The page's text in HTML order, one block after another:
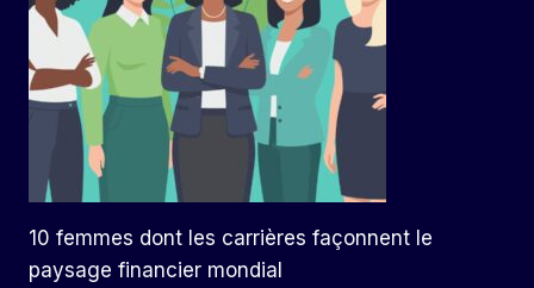
10 femmes dont les carrières façonnent le
paysage financier mondial